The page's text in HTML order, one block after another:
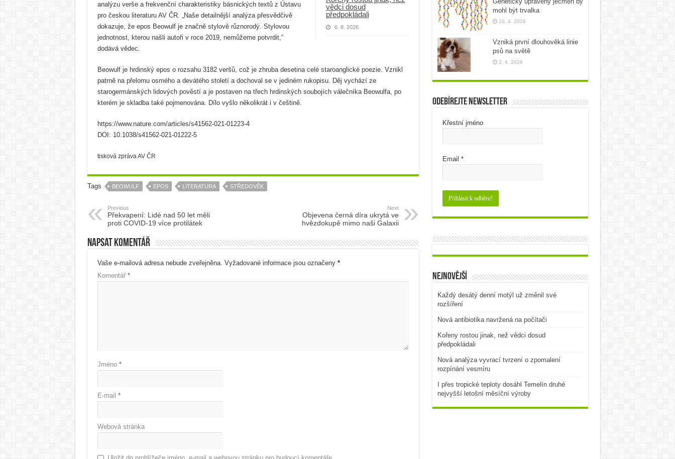
vědci dosud
předpokládali
6. 8. 2026
analýzu verše a frekvenční charakteristiky básnických textů z Ústavu
pro českou literaturu AV ČR. „Naše detailnější analýza přesvědčivě
dokazuje, že epos Beowulf je značně stylově různorodý. Stylovou
jednotnost, kterou našli autoři v roce 2019, nemůžeme potvrdit,“
dodává vědec.
Beowulf je hrdinský epos o rozsahu 3182 veršů, což je zhruba desetina celé staroanglické poezie. Vznikl
patrně na přelomu osmého a devátého století a dochoval se v jediném rukopisu. Děj vychází ze
starogermánských lidových pověstí a je postaven na třech hrdinských soubojích válečníka Beowulfa, po
kterém je skladba také pojmenována. Dílo vyšlo několikrát i v češtině.
https://www.nature.com/articles/s41562-021-01223-4
DOI: 10.1038/s41562-021-01222-5
tisková zpráva AV ČR
Tags BEOWULF EPOS LITERATURA STŘEDOVĚK
Previous
Překvapení: Lidé nad 50 let měli
proti COVID-19 více protilátek
Next
Objevena černá díra ukrytá ve
hvězdokupě mimo naši Galaxii
Napsat komentář
Vaše e-mailová adresa nebude zveřejněna. Vyžadované informace jsou označeny *
Komentář *
Jméno *
E-mail *
Webová stránka
mohl být trvalka
10. 4. 2026
Vzniká první dlouhověká linie
psů na světě
2. 4. 2026
Odebírejte newsletter
Křestní jméno
Email *
Nejnovější
Každý desátý denní motýl už změnil své
rozšíření
Nová antibiotika navržená na počítači
Kořeny rostou jinak, než vědci dosud
předpokládali
Nová analýza vyvrací tvrzení o zpomalení
rozpínání vesmíru
I přes tropické teploty dosáhl Temelín druhé
nejvyšší letošní měsíční výroby